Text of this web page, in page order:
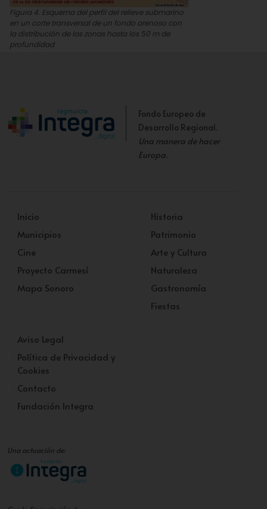
Figura 4. Esquema del perfil del relieve submarino
en un corte transversal de un fondo arenoso con
la distribución de las zonas hasta los 50 m de
profundidad
Fondo Europeo de
Desarrollo Regional.
Una manera de hacer
Europa.
Inicio
Municipios
Cine
Proyecto Carmesí
Mapa Sonoro
Historia
Patrimonio
Arte y Cultura
Naturaleza
Gastronomía
Fiestas
Aviso Legal
Política de Privacidad y
Cookies
Contacto
Fundación Integra
Una actuación de: